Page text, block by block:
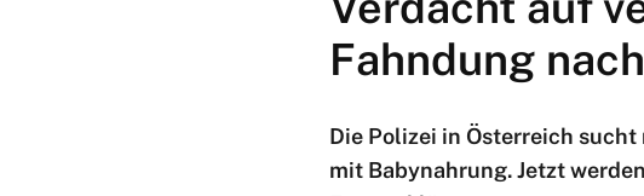
Fahndung
Die Polizei in Österreich
mit Babynahrung. Jetzt